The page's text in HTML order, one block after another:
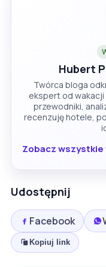
Hubert
Twórca bloga
ekspert od wakacji
przewodniki,
recenzuję hotele,
Zobacz
Udostępnij
Facebook
Kopiuj link